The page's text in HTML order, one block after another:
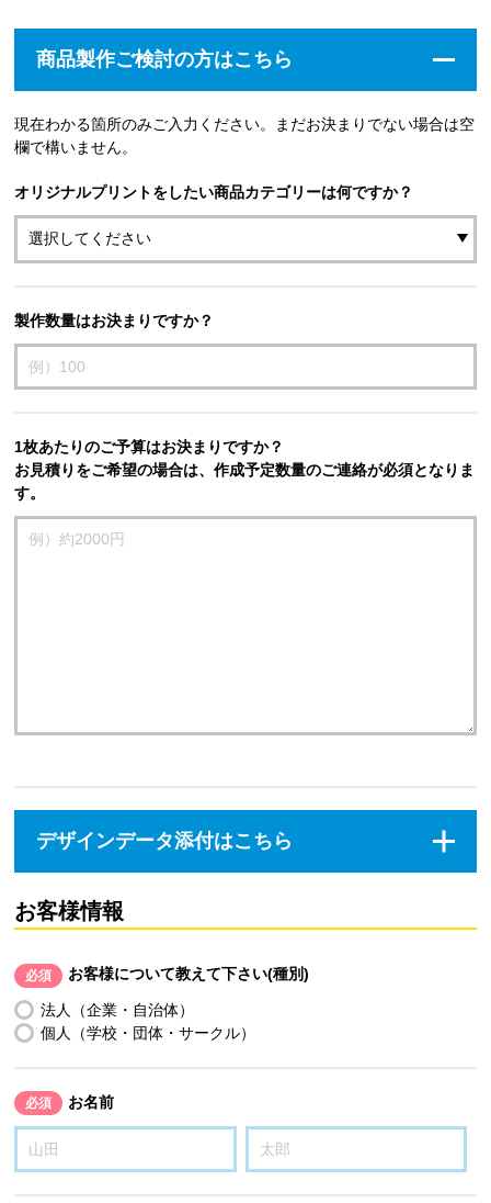
商品製作ご検討の方はこちら
現在わかる箇所のみご入力ください。まだお決まりでない場合は空
欄で構いません。
オリジナルプリントをしたい商品カテゴリーは何ですか？
製作数量はお決まりですか？
1枚あたりのご予算はお決まりですか？
お見積りをご希望の場合は、作成予定数量のご連絡が必須となりま
す。
デザインデータ添付はこちら
お客様情報
必須 お客様について教えて下さい(種別)
法人（企業・自治体）
個人（学校・団体・サークル）
必須 お名前